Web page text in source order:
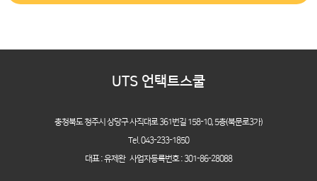
UTS 언택트스쿨
충청북도 청주시 상당구 사직대로 361번길 158-10, 5층(북문로3가)
Tel. 043-233-1850
대표 : 유제완 사업자등록번호 : 301-86-28088